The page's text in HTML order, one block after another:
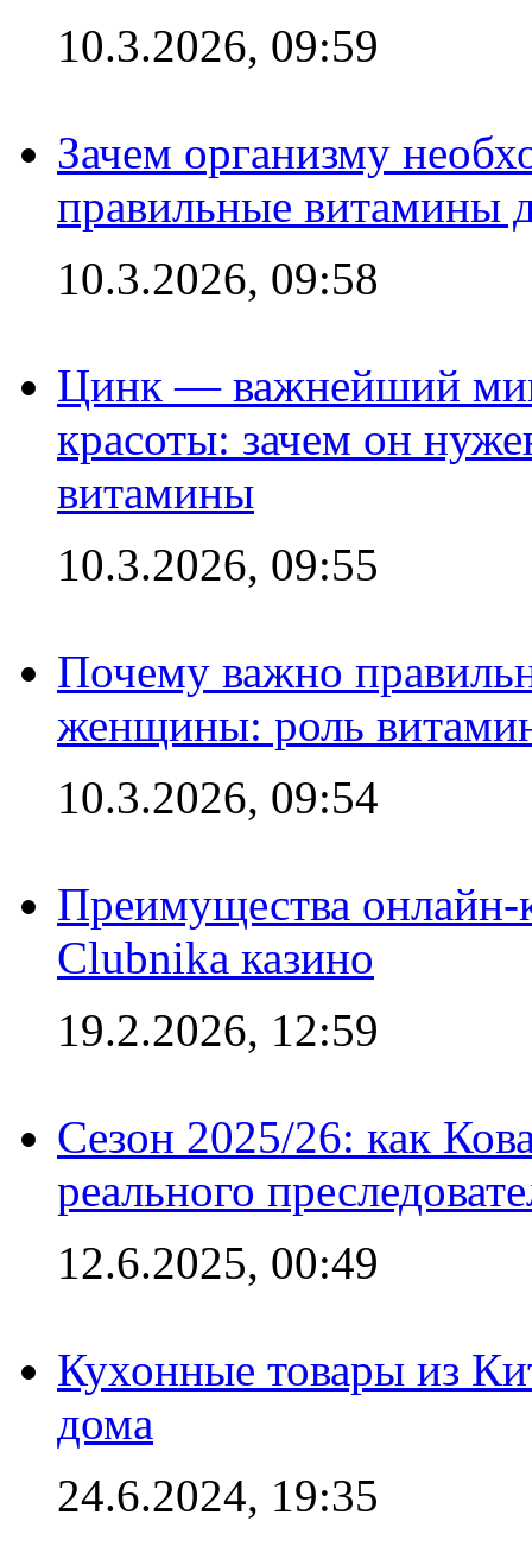
10.3.2026, 09:59
Зачем организму
правильные витамины
10.3.2026, 09:58
Цинк — важнейший
красоты: зачем он
витамины
10.3.2026, 09:55
Почему важно
женщины: роль
10.3.2026, 09:54
Преимущества онлайн-
Clubnika казино
19.2.2026, 12:59
Сезон 2025/26: как
реального
12.6.2025, 00:49
Кухонные товары из
дома
24.6.2024, 19:35